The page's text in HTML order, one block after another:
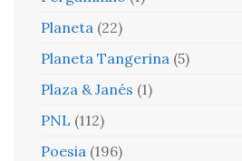
Planeta (22)
Planeta Tangerina (5)
Plaza & Janés (1)
PNL (112)
Poesia (196)